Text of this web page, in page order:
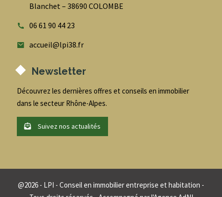
Blanchet – 38690 COLOMBE
06 61 90 44 23
accueil@lpi38.fr
Newsletter
Découvrez les dernières offres et conseils en immobilier
dans le secteur Rhône-Alpes.
Suivez nos actualités
@2026 - LPI - Conseil en immobilier entreprise et habitation -